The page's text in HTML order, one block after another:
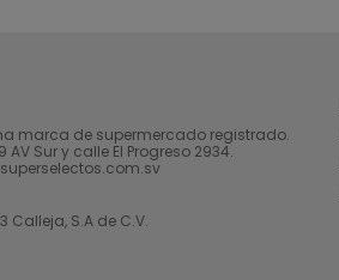
marca de supermercado registrado.
Sur y calle El Progreso 2934.
Calleja, S.A de C.V.